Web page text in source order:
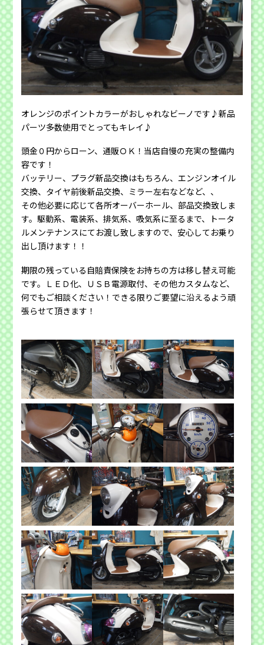
オレンジのポイントカラーがおしゃれなビーノです♪新品
パーツ多数使用でとってもキレイ♪
頭金０円からローン、通販ＯＫ！当店自慢の充実の整備内
容です！
バッテリー、プラグ新品交換はもちろん、エンジンオイル
交換、タイヤ前後新品交換、ミラー左右などなど、、
その他必要に応じて各所オーバーホール、部品交換致しま
す。駆動系、電装系、排気系、吸気系に至るまで、トータ
ルメンテナンスにてお渡し致しますので、安心してお乗り
出し頂けます！！
期限の残っている自賠責保険をお持ちの方は移し替え可能
です。ＬＥＤ化、ＵＳＢ電源取付、その他カスタムなど、
何でもご相談ください！できる限りご要望に沿えるよう頑
張らせて頂きます！